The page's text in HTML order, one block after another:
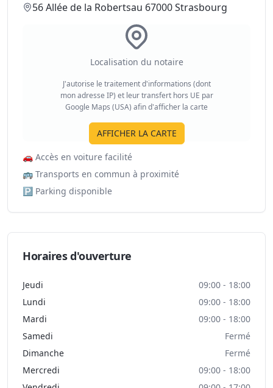
56 Allée de la Robertsau 67000 Strasbourg
Localisation du notaire
J'autorise le traitement d'informations (dont
mon adresse IP) et leur transfert hors UE par
Google Maps (USA) afin d'afficher la carte
AFFICHER LA CARTE
🚗 Accès en voiture facilité
🚌 Transports en commun à proximité
🅿️ Parking disponible
Horaires d'ouverture
Jeudi
09:00 - 18:00
Lundi
09:00 - 18:00
Mardi
09:00 - 18:00
Samedi
Fermé
Dimanche
Fermé
Mercredi
09:00 - 18:00